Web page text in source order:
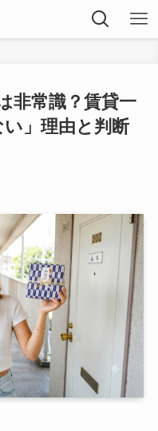
非常識？賃貸一
」理由と判断